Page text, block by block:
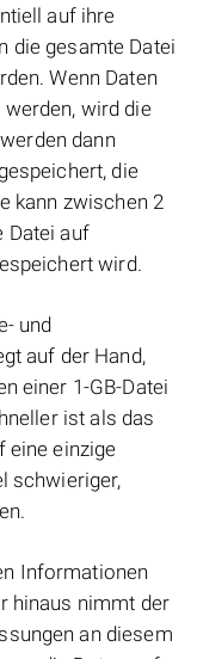
auf ihre
die gesamte Datei
Wenn Daten
wird die
dann
die
kann zwischen 2
Datei auf
wird.
und
auf der Hand,
einer 1-GB-Datei
ist als das
eine einzige
schwieriger,
Informationen
hinaus nimmt der
an diesem